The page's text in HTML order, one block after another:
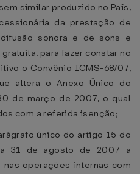
similar produzido no País,
da prestação de
sonora e de sons e
para fazer constar no
o Convênio ICMS-68/07,
altera o Anexo Único do
de março de 2007, o qual
com a referida isenção;
único do artigo 15 do
31 de agosto de 2007 a
operações internas com